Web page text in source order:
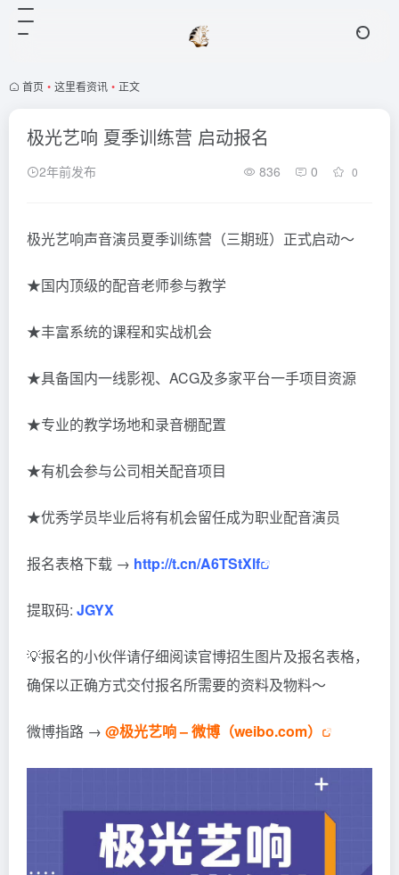
首页 • 这里看资讯 • 正文
极光艺响 夏季训练营 启动报名
2年前发布 836 0 0
极光艺响声音演员夏季训练营（三期班）正式启动～
★国内顶级的配音老师参与教学
★丰富系统的课程和实战机会
★具备国内一线影视、ACG及多家平台一手项目资源
★专业的教学场地和录音棚配置
★有机会参与公司相关配音项目
★优秀学员毕业后将有机会留任成为职业配音演员
报名表格下载 → http://t.cn/A6TStXlf
提取码: JGYX
💡报名的小伙伴请仔细阅读官博招生图片及报名表格，
确保以正确方式交付报名所需要的资料及物料～
微博指路 → @极光艺响 – 微博（weibo.com）